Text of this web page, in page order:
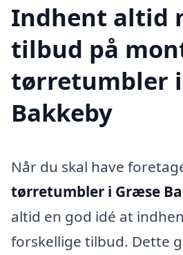
Indhent altid
tilbud på
tørretumbler
Bakkeby
Når du skal have
tørretumbler i Græse
altid en god idé at
forskellige tilbud. Dette